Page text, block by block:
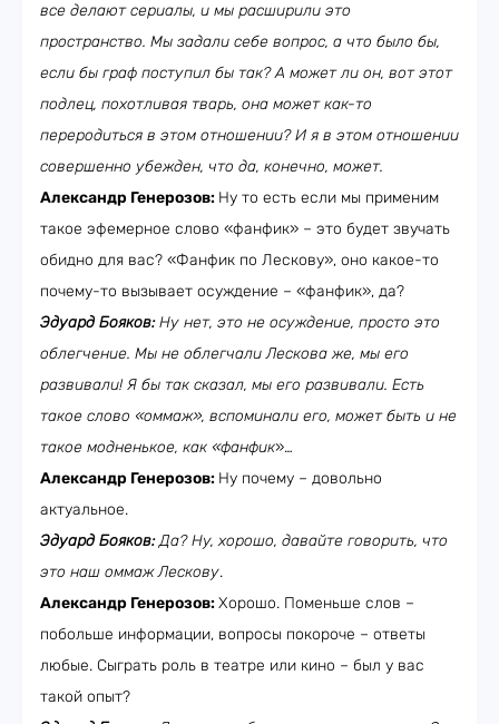
все делают сериалы, и мы расширили это
пространство. Мы задали себе вопрос, а что было бы,
если бы граф поступил бы так? А может ли он, вот этот
подлец, похотливая тварь, она может как-то
переродиться в этом отношении? И я в этом отношении
совершенно убежден, что да, конечно, может.
Александр Генерозов: Ну то есть если мы применим
такое эфемерное слово «фанфик» – это будет звучать
обидно для вас? «Фанфик по Лескову», оно какое-то
почему-то вызывает осуждение – «фанфик», да?
Эдуард Бояков:Ну нет, это не осуждение, просто это
облегчение. Мы не облегчали Лескова же, мы его
развивали! Я бы так сказал, мы его развивали. Есть
такое слово «оммаж», вспоминали его, может быть и не
такое модненькое, как «фанфик»…
Александр Генерозов: Ну почему – довольно
актуальное.
Эдуард Бояков:Да? Ну, хорошо, давайте говорить, что
это наш оммаж Лескову.
Александр Генерозов:Хорошо. Поменьше слов –
побольше информации, вопросы покороче – ответы
любые. Сыграть роль в театре или кино – был у вас
такой опыт?